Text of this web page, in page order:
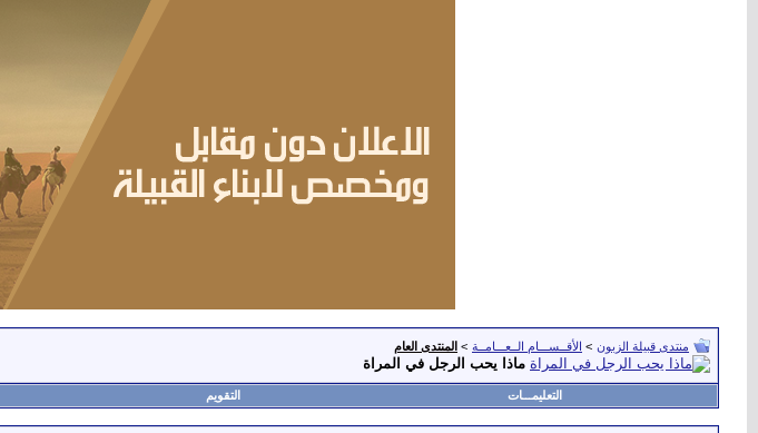
منتدى قبيلة الزبون > الأقــســـام الــعـــامــة > المنتدى العام
ماذا يحب الرجل في المراة
التعليمـــات التقويم